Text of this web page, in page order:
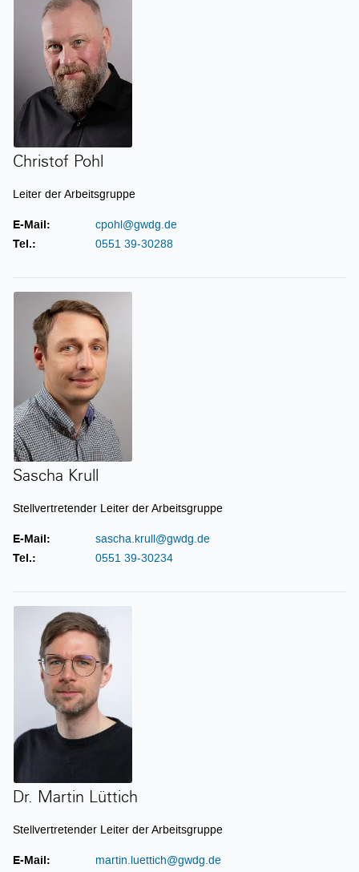
Christof Pohl
Leiter der Arbeitsgruppe
E-Mail:
cpohl@gwdg.de
Tel.:
0551 39-30288
Sascha Krull
Stellvertretender Leiter der Arbeitsgruppe
E-Mail:
sascha.krull@gwdg.de
Tel.:
0551 39-30234
Dr. Martin Lüttich
Stellvertretender Leiter der Arbeitsgruppe
E-Mail:
martin.luettich@gwdg.de